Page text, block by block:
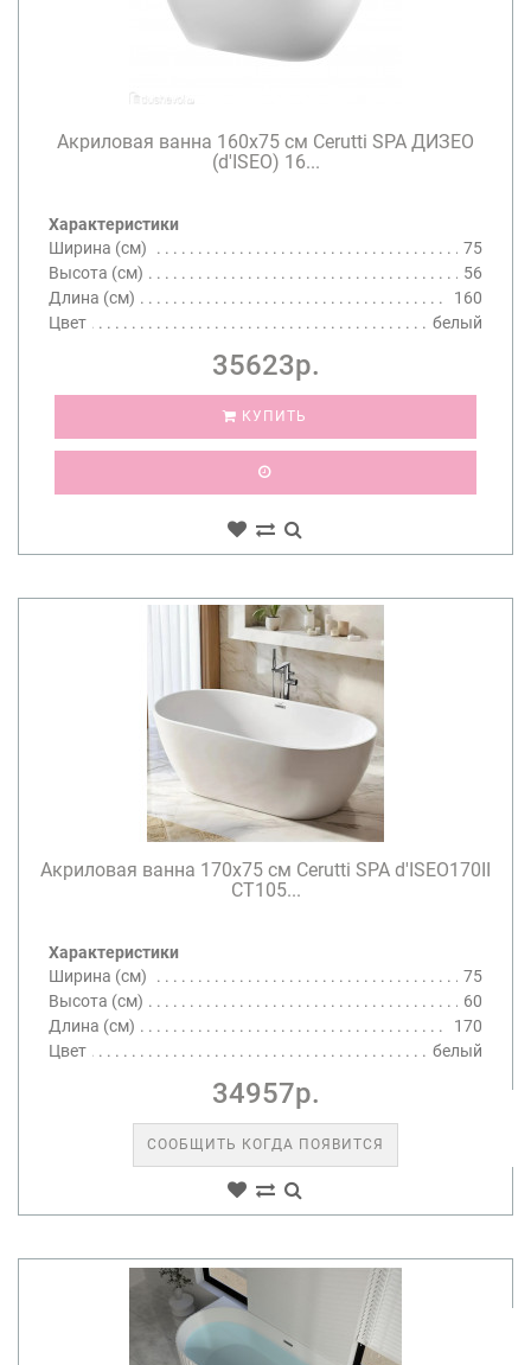
Акриловая ванна 160х75 см Cerutti SPA ДИЗЕО
(d'ISEO) 16...
Характеристики
Ширина (см)
75
Высота (см)
56
Длина (см)
160
Цвет
белый
35623р.
КУПИТЬ
Акриловая ванна 170х75 см Cerutti SPA d'ISEO170II
CT105...
Характеристики
Ширина (см)
75
Высота (см)
60
Длина (см)
170
Цвет
белый
34957р.
СООБЩИТЬ КОГДА ПОЯВИТСЯ